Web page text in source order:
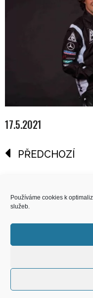
Používáme cookies k
služeb.
17.5.2021
PŘEDCHOZÍ
COPYRIGHT
© 2026 Speed
All Rights